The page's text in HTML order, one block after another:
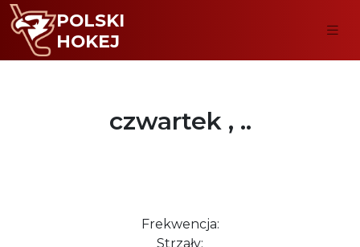
POLSKI
HOKEJ
czwartek , ..
Frekwencja:
Strzały: